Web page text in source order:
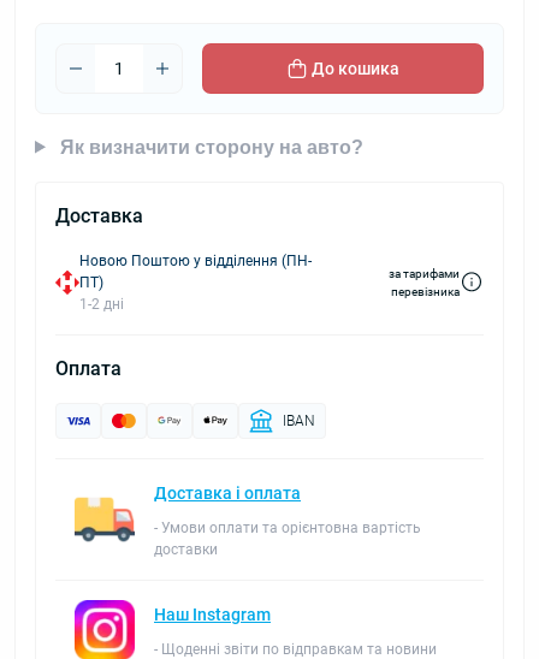
До кошика
Як визначити сторону на авто?
Доставка
Новою Поштою у відділення (ПН-
ПТ)
1-2 дні
за тарифами
перевізника
Оплата
IBAN
Доставка і оплата
- Умови оплати та орієнтовна вартість
доставки
Наш Instagram
- Щоденні звіти по відправкам та новини